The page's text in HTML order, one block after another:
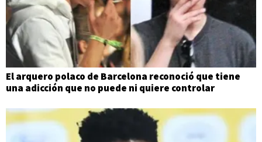
El arquero polaco de Barcelona reconoció que tiene
una adicción que no puede ni quiere controlar